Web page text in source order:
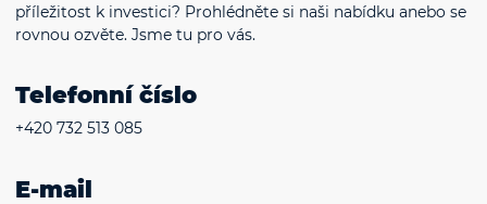
příležitost k investici? Prohlédněte si naši nabídku anebo se
rovnou ozvěte. Jsme tu pro vás.
Telefonní číslo
+420 732 513 085
E-mail